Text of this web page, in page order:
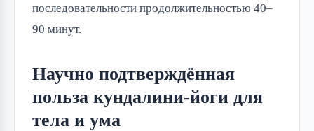
последовательности продолжительностью 40–
90 минут.
Научно подтверждённая
польза кундалини-йоги для
тела и ума